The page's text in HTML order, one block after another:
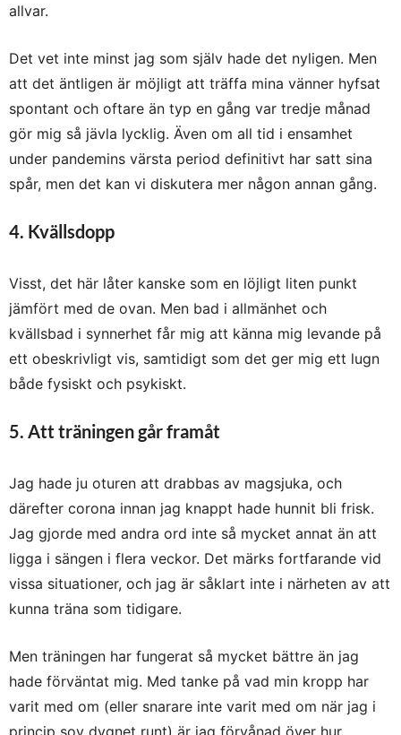
allvar.
Det vet inte minst jag som själv hade det nyligen. Men
att det äntligen är möjligt att träffa mina vänner hyfsat
spontant och oftare än typ en gång var tredje månad
gör mig så jävla lycklig. Även om all tid i ensamhet
under pandemins värsta period definitivt har satt sina
spår, men det kan vi diskutera mer någon annan gång.
4. Kvällsdopp
Visst, det här låter kanske som en löjligt liten punkt
jämfört med de ovan. Men bad i allmänhet och
kvällsbad i synnerhet får mig att känna mig levande på
ett obeskrivligt vis, samtidigt som det ger mig ett lugn
både fysiskt och psykiskt.
5. Att träningen går framåt
Jag hade ju oturen att drabbas av magsjuka, och
därefter corona innan jag knappt hade hunnit bli frisk.
Jag gjorde med andra ord inte så mycket annat än att
ligga i sängen i flera veckor. Det märks fortfarande vid
vissa situationer, och jag är såklart inte i närheten av att
kunna träna som tidigare.
Men träningen har fungerat så mycket bättre än jag
hade förväntat mig. Med tanke på vad min kropp har
varit med om (eller snarare inte varit med om när jag i
princip sov dygnet runt) är jag förvånad över hur